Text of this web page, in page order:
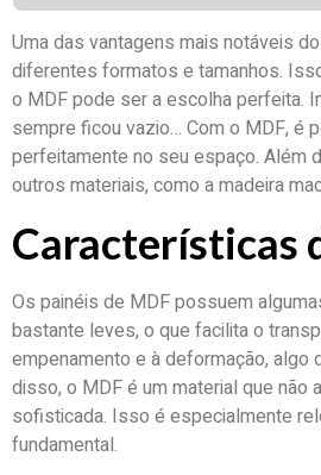
Uma das vantagens mais notáveis
diferentes formatos e tamanhos.
o MDF pode ser a escolha perfeita.
sempre ficou vazio… Com o MDF, é
perfeitamente no seu espaço. Além
outros materiais, como a madeira
Características
Os painéis de MDF possuem
bastante leves, o que facilita o
empenamento e à deformação,
disso, o MDF é um material que não
sofisticada. Isso é especialmente
fundamental.